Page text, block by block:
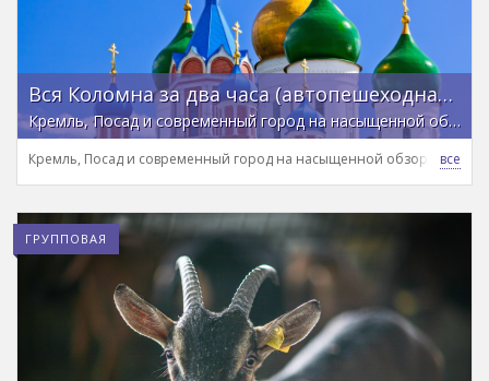
Вся Коломна за два часа (автопешеходная экскурсия на вашей машине)
Кремль, Посад и современный город на насыщенной обзорной экскурсии
Кремль, Посад и современный город на насыщенной обзорной
ГРУППОВАЯ